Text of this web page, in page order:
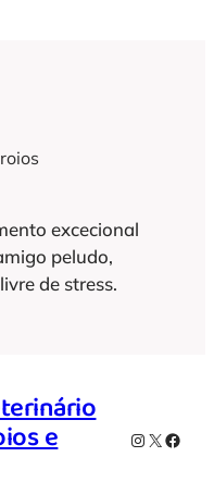
excecional
peludo,
de stress.
e Instagram
X